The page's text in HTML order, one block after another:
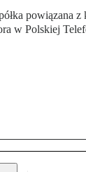
powiązana
w Polskiej